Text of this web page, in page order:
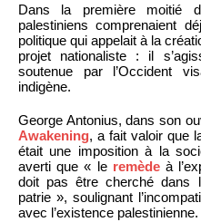
Dans la première moitié
palestiniens comprenaient
politique qui appelait à la
projet nationaliste : il
soutenue par l’Occident
indigène.
George Antonius, dans son
Awakening, a fait valoir que
était une imposition à la
averti que « le remèdeà
doit pas être cherché dans
patrie », soulignant
avec l’existence palestinienne.